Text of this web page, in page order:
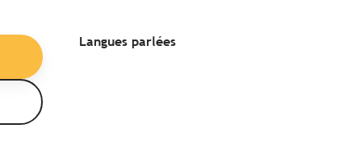
Langues parlées
Langues parlées